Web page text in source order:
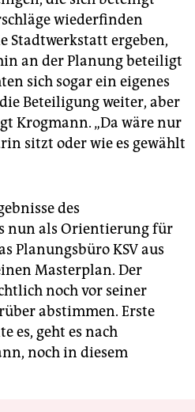
wiederfinden
Stadtwerkstatt ergeben,
an der Planung beteiligt
sich sogar ein eigenes
Beteiligung weiter, aber
Krogmann. „Da wäre nur
sitzt oder wie es gewählt
des
nun als Orientierung für
Planungsbüro KSV aus
Masterplan. Der
noch vor seiner
abstimmen. Erste
es, geht es nach
noch in diesem